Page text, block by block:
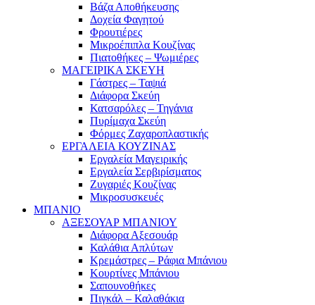
Βάζα Αποθήκευσης
Δοχεία Φαγητού
Φρουτιέρες
Μικροέπιπλα Κουζίνας
Πιατοθήκες – Ψωμιέρες
ΜΑΓΕΙΡΙΚΑ ΣΚΕΥΗ
Γάστρες – Ταψιά
Διάφορα Σκεύη
Κατσαρόλες – Τηγάνια
Πυρίμαχα Σκεύη
Φόρμες Ζαχαροπλαστικής
ΕΡΓΑΛΕΙΑ ΚΟΥΖΙΝΑΣ
Εργαλεία Μαγειρικής
Εργαλεία Σερβιρίσματος
Ζυγαριές Κουζίνας
Μικροσυσκευές
ΜΠΑΝΙΟ
ΑΞΕΣΟΥΑΡ ΜΠΑΝΙΟΥ
Διάφορα Αξεσουάρ
Καλάθια Απλύτων
Κρεμάστρες – Ράφια Μπάνιου
Κουρτίνες Μπάνιου
Σαπουνοθήκες
Πιγκάλ – Καλαθάκια